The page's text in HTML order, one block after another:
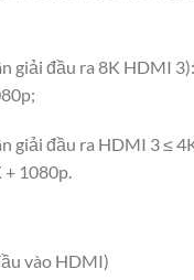
giải đầu ra 8K HDMI
giải đầu ra HDMI 3
+ 1080p.
vào HDMI)